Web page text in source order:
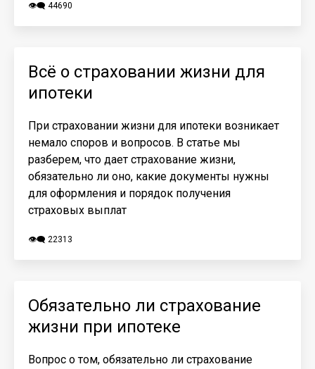
👁️‍🗨️ 44690
Всё о страховании жизни для
ипотеки
При страховании жизни для ипотеки возникает
немало споров и вопросов. В статье мы
разберем, что дает страхование жизни,
обязательно ли оно, какие документы нужны
для оформления и порядок получения
страховых выплат
👁️‍🗨️ 22313
Обязательно ли страхование
жизни при ипотеке
Вопрос о том, обязательно ли страхование